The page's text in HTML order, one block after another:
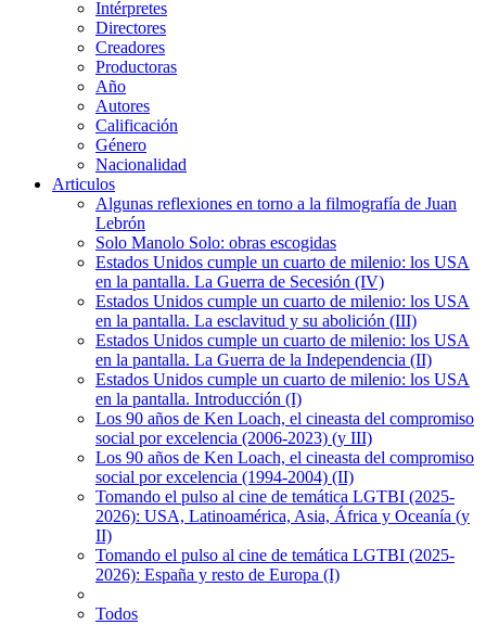
Intérpretes
Directores
Creadores
Productoras
Año
Autores
Calificación
Género
Nacionalidad
Articulos
Algunas reflexiones en torno a la filmografía de Juan
Lebrón
Solo Manolo Solo: obras escogidas
Estados Unidos cumple un cuarto de milenio: los USA
en la pantalla. La Guerra de Secesión (IV)
Estados Unidos cumple un cuarto de milenio: los USA
en la pantalla. La esclavitud y su abolición (III)
Estados Unidos cumple un cuarto de milenio: los USA
en la pantalla. La Guerra de la Independencia (II)
Estados Unidos cumple un cuarto de milenio: los USA
en la pantalla. Introducción (I)
Los 90 años de Ken Loach, el cineasta del compromiso
social por excelencia (2006-2023) (y III)
Los 90 años de Ken Loach, el cineasta del compromiso
social por excelencia (1994-2004) (II)
Tomando el pulso al cine de temática LGTBI (2025-
2026): USA, Latinoamérica, Asia, África y Oceanía (y
II)
Tomando el pulso al cine de temática LGTBI (2025-
2026): España y resto de Europa (I)
Todos